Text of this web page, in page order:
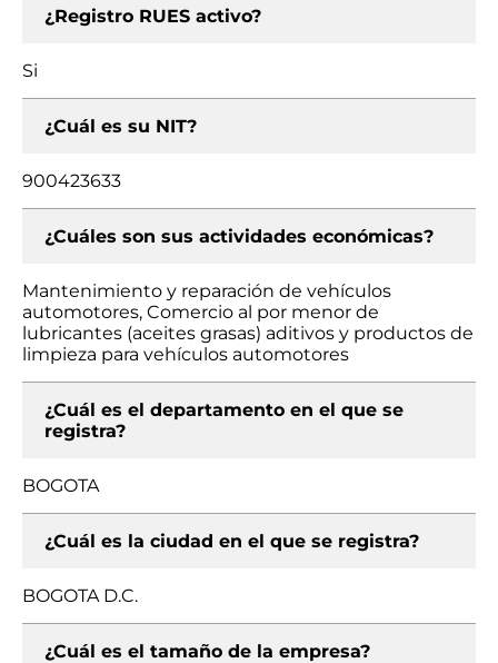
¿Registro RUES activo?
Si
¿Cuál es su NIT?
900423633
¿Cuáles son sus actividades económicas?
Mantenimiento y reparación de vehículos
automotores, Comercio al por menor de
lubricantes (aceites grasas) aditivos y productos de
limpieza para vehículos automotores
¿Cuál es el departamento en el que se
registra?
BOGOTA
¿Cuál es la ciudad en el que se registra?
BOGOTA D.C.
¿Cuál es el tamaño de la empresa?